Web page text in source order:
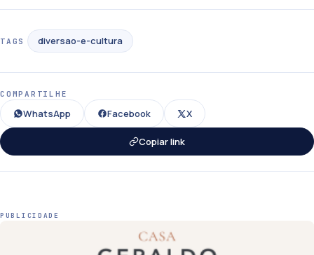
TAGS diversao-e-cultura
COMPARTILHE
WhatsApp Facebook X
Copiar link
PUBLICIDADE